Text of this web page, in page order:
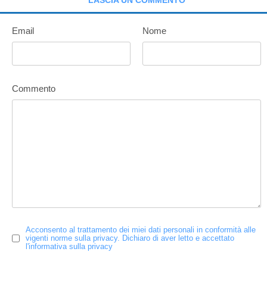
Email Nome
Commento
Acconsento al trattamento dei miei dati personali in conformità alle
vigenti norme sulla privacy. Dichiaro di aver letto e accettato
l'informativa sulla privacy